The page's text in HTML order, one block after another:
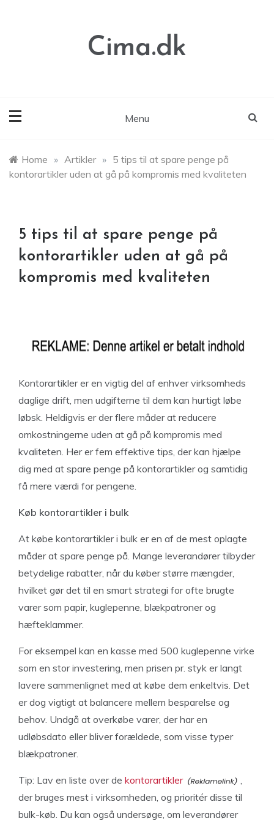
Cima.dk
Menu
Home » Artikler » 5 tips til at spare penge på
kontorartikler uden at gå på kompromis med kvaliteten
5 tips til at spare penge på
kontorartikler uden at gå på
kompromis med kvaliteten
Kontorartikler er en vigtig del af enhver virksomheds
daglige drift, men udgifterne til dem kan hurtigt løbe
løbsk. Heldigvis er der flere måder at reducere
omkostningerne uden at gå på kompromis med
kvaliteten. Her er fem effektive tips, der kan hjælpe
dig med at spare penge på kontorartikler og samtidig
få mere værdi for pengene.
Køb kontorartikler i bulk
At købe kontorartikler i bulk er en af de mest oplagte
måder at spare penge på. Mange leverandører tilbyder
betydelige rabatter, når du køber større mængder,
hvilket gør det til en smart strategi for ofte brugte
varer som papir, kuglepenne, blækpatroner og
hæfteklammer.
For eksempel kan en kasse med 500 kuglepenne virke
som en stor investering, men prisen pr. styk er langt
lavere sammenlignet med at købe dem enkeltvis. Det
er dog vigtigt at balancere mellem besparelse og
behov. Undgå at overkøbe varer, der har en
udløbsdato eller bliver forældede, som visse typer
blækpatroner.
Tip: Lav en liste over de kontorartikler
,
der bruges mest i virksomheden, og prioritér disse til
bulk-køb. Du kan også undersøge, om leverandører